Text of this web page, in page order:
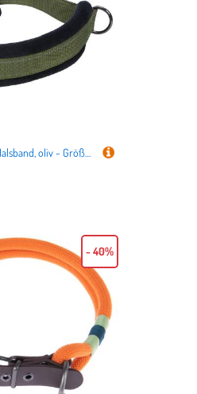
Rukka Bliss X Slip Halsband, oliv - Größe L: ca. 40 cm Halsumfang
- 40%